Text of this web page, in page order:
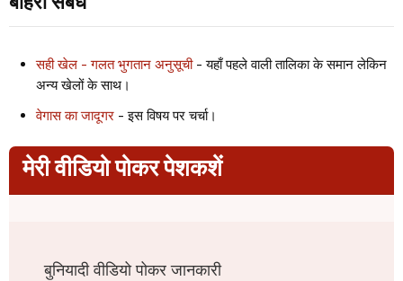
सही खेल - गलत भुगतान अनुसूची- यहाँ पहले वाली तालिका के समान लेकिन
अन्य खेलों के साथ।
वेगास का जादूगर - इस विषय पर चर्चा।
मेरी वीडियो पोकर पेशकशें
बुनियादी वीडियो पोकर जानकारी